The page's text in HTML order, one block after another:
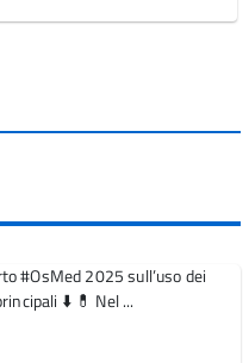
#OsMed 2025 sull’uso dei
⬇️ 💊 Nel ...